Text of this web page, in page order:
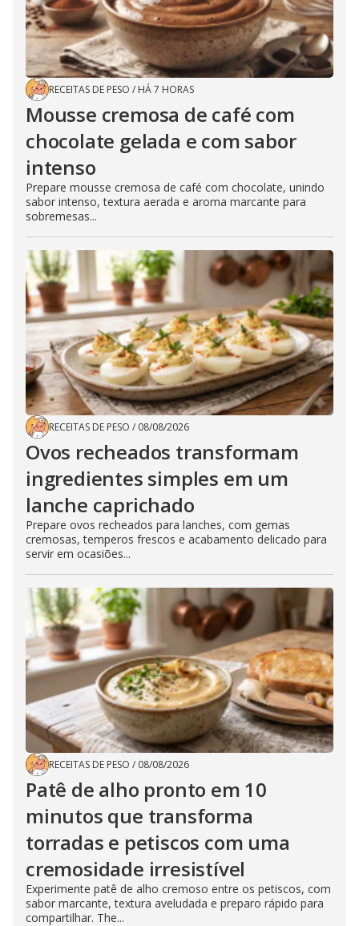
RECEITAS DE PESO / HÁ 7 HORAS
Mousse cremosa de café com
chocolate gelada e com sabor
intenso
Prepare mousse cremosa de café com chocolate, unindo
sabor intenso, textura aerada e aroma marcante para
sobremesas...
RECEITAS DE PESO / 08/08/2026
Ovos recheados transformam
ingredientes simples em um
lanche caprichado
Prepare ovos recheados para lanches, com gemas
cremosas, temperos frescos e acabamento delicado para
servir em ocasiões...
RECEITAS DE PESO / 08/08/2026
Patê de alho pronto em 10
minutos que transforma
torradas e petiscos com uma
cremosidade irresistível
Experimente patê de alho cremoso entre os petiscos, com
sabor marcante, textura aveludada e preparo rápido para
compartilhar. The...